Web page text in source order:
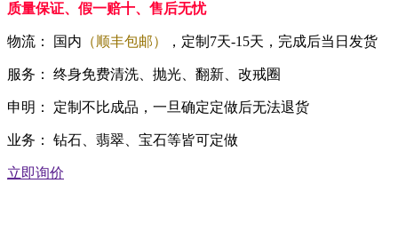
质量保证、假一赔十、售后无忧
物流： 国内 （顺丰包邮） ，定制7天-15天，完成后当日发货
服务： 终身免费清洗、抛光、翻新、改戒圈
申明： 定制不比成品，一旦确定定做后无法退货
业务： 钻石、翡翠、宝石等皆可定做
立即询价